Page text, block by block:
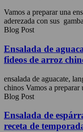
Vamos a preparar una
aderezada con sus
Blog Post
Ensalada de
fideos de arroz
ensalada de aguacate,
chinos Vamos a preparar
Blog Post
Ensalada de
receta de